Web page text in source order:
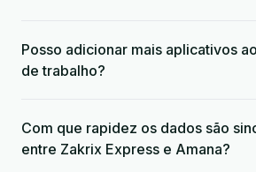
Posso adicionar mais aplicativos
de trabalho?
Com que rapidez os dados são
entre Zakrix Express e Amana?